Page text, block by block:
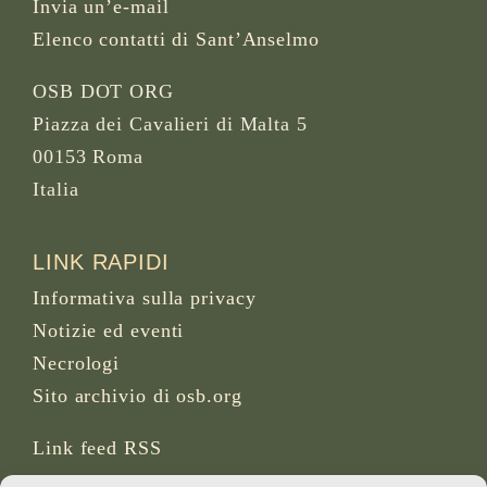
Invia un’e-mail
Elenco contatti di Sant’Anselmo
OSB DOT ORG
Piazza dei Cavalieri di Malta 5
00153 Roma
Italia
LINK RAPIDI
Informativa sulla privacy
Notizie ed eventi
Necrologi
Sito archivio di osb.org
Link feed RSS